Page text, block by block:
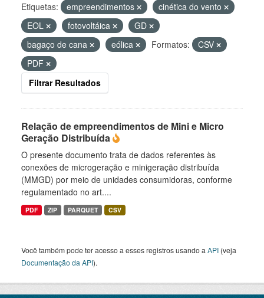
Etiquetas: empreendimentos
cinética do vento
EOL
fotovoltáica
GD
bagaço de cana
eólica Formatos:
CSV
PDF
Filtrar Resultados
Relação de empreendimentos de Mini e Micro
Geração Distribuída
O presente documento trata de dados referentes às
conexões de microgeração e minigeração distribuída
(MMGD) por meio de unidades consumidoras, conforme
regulamentado no art....
PDF ZIP PARQUET CSV
Você também pode ter acesso a esses registros usando a API (veja
Documentação da API).